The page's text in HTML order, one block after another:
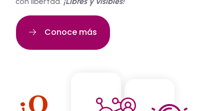
Conoce más